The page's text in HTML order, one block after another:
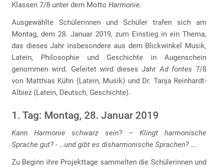
Klassen 7/8 unter dem Motto Harmonie.
Ausgewählte Schülerinnen und Schüler trafen sich am
Montag, dem 28. Januar 2019, zum Einstieg in ein Thema,
das dieses Jahr insbesondere aus dem Blickwinkel Musik,
Latein, Philosophie und Geschichte in Augenschein
genommen wird. Geleitet wird dieses JahrAd fontes 7/8
von Matthias Kühn (Latein, Musik) und Dr. Tanja Reinhardt-
Albiez (Latein, Deutsch, Geschichte).
1. Tag: Montag, 28. Januar 2019
Kann Harmonie schwarz sein? – Klingt harmonische
Sprache gut? - …und gibt es disharmonische Sprachen? ….
Zu Beginn ihre Projekttage sammelten die Schülerinnen und